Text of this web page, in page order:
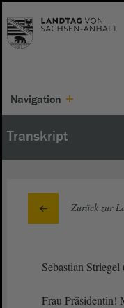
Navigation
Transkript
Zurück zur
Sebastian
Frau Präsidentin!